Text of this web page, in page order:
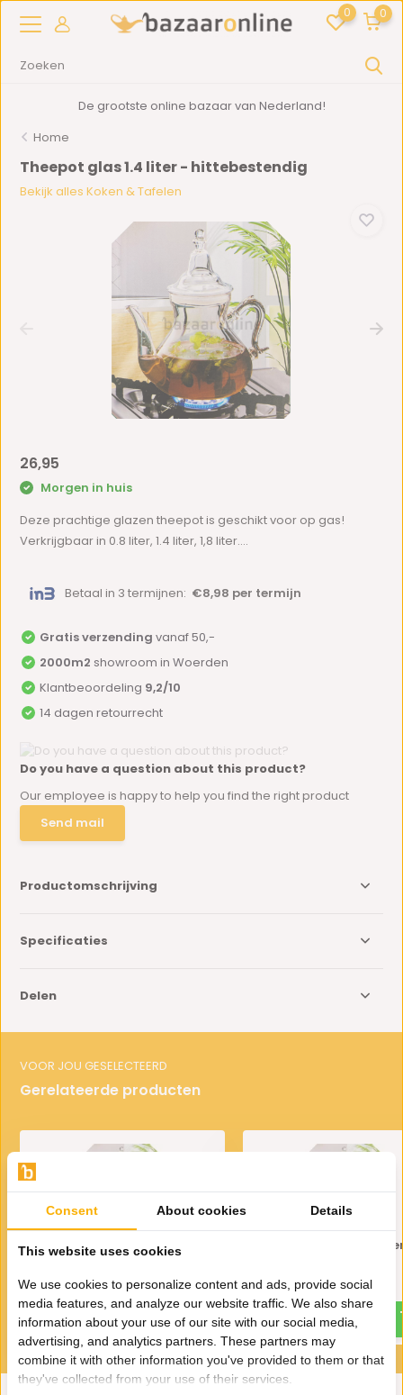
0 0
De grootste online bazaar van Nederland!
Home
Theepot glas 1.4 liter - hittebestendig
Bekijk alles Koken & Tafelen
26,95
Morgen in huis
Deze prachtige glazen theepot is geschikt voor op gas!
Verkrijgbaar in 0.8 liter, 1.4 liter, 1,8 liter....
Betaal in 3 termijnen: €8,98 per termijn
Gratis verzending vanaf 50,-
2000m2 showroom in Woerden
Klantbeoordeling 9,2/10
14 dagen retourrecht
Do you have a question about this product?
Our employee is happy to help you find the right product
Send mail
Productomschrijving
Specificaties
Delen
VOOR JOU GESELECTEERD
Gerelateerde producten
Theepot glas 0.8 liter -
hittebestendig
23,95
Theepot glas 1.8
34,95
Consent About cookies Details
This website uses cookies
We use cookies to personalize content and ads, provide social
media features, and analyze our website traffic. We also share
information about your use of our site with our social media,
advertising, and analytics partners. These partners may
combine it with other information you've provided to them or that
they've collected from your use of their services.